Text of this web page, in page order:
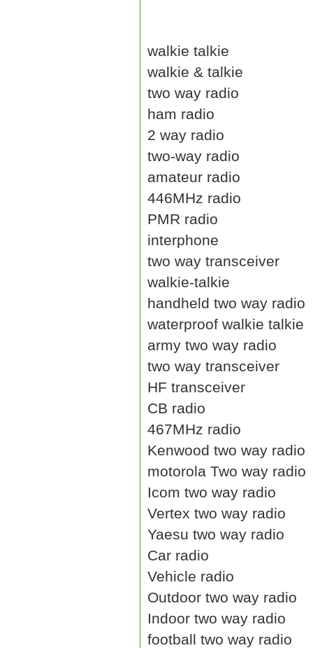
walkie talkie
walkie & talkie
two way radio
ham radio
2 way radio
two-way radio
amateur radio
446MHz radio
PMR radio
interphone
two way transceiver
walkie-talkie
handheld two way radio
waterproof walkie talkie
army two way radio
two way transceiver
HF transceiver
CB radio
467MHz radio
Kenwood two way radio
motorola Two way radio
Icom two way radio
Vertex two way radio
Yaesu two way radio
Car radio
Vehicle radio
Outdoor two way radio
Indoor two way radio
football two way radio